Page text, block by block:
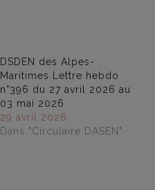
DSDEN des Alpes-
Maritimes Lettre hebdo
n°396 du 27 avril 2026 au
03 mai 2026
29 avril 2026
Dans "Circulaire DASEN"